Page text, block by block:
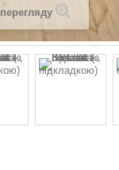
перегляду